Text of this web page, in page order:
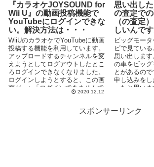
『カラオケJOYSOUND for
Wii U』の動画投稿機能で
YouTubeにログインできな
い。解決方法は・・・
WiiUのカラオケでYouTubeに動画
投稿する機能を利用しています。
アップロードするチャンネルを変
えようとしてログアウトしたとこ
ろログインできなくなりました。
ログインしようとすると、この画
面が。↓ 「ログインできませんで
2020.12.12
思い出し
の査定で
（の査定
しいんです
ビッグモー
ビで見てい
思い出しま
の車をビッグ
とがあるの
申し込みを
ったと思い
スポンサーリンク